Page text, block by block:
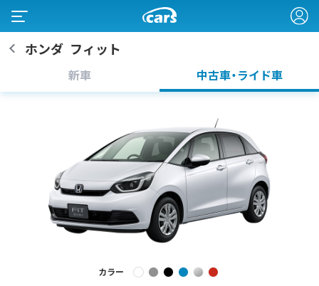
ホンダ フィット
新車 中古車・ライド車
カラー